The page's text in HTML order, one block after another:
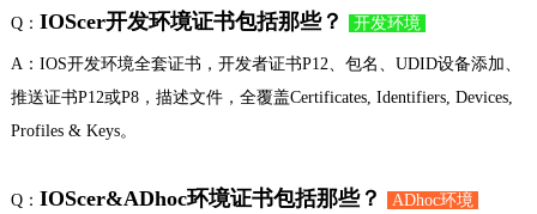
Q： IOScer开发环境证书包括那些？ 开发环境
A：IOS开发环境全套证书，开发者证书P12、包名、UDID设备添加、
推送证书P12或P8，描述文件，全覆盖Certificates, Identifiers, Devices,
Profiles & Keys。
Q： IOScer&ADhoc环境证书包括那些？ ADhoc环境